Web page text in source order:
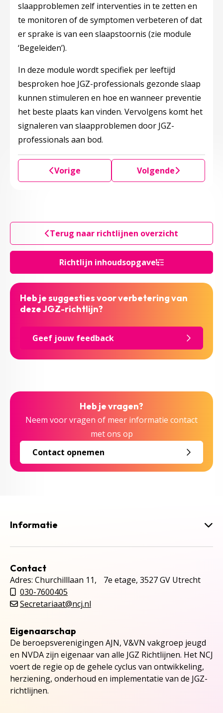
Richtlijn inhoudsopgave
slaapproblemen zelf interventies in te zetten en
te monitoren of de symptomen verbeteren of dat
er sprake is van een slaapstoornis (zie module
‘Begeleiden’).
In deze module wordt specifiek per leeftijd
besproken hoe JGZ-professionals gezonde slaap
kunnen stimuleren en hoe en wanneer preventie
het beste plaats kan vinden. Vervolgens komt het
signaleren van slaapproblemen door JGZ-
professionals aan bod.
Vorige Volgende
Terug naar richtlijnen overzicht
Heb je suggesties voor verbetering van
deze JGZ-richtlijn?
Geef jouw feedback
Heb je vragen?
Neem voor vragen of meer informatie contact
met ons op
Contact opnemen
Informatie
Contact
Adres: Churchilllaan 11, 7e etage, 3527 GV Utrecht
030-7600405
Secretariaat@ncj.nl
Eigenaarschap
De beroepsverenigingen AJN, V&VN vakgroep jeugd
en NVDA zijn eigenaar van alle JGZ Richtlijnen. Het NCJ
voert de regie op de gehele cyclus van ontwikkeling,
herziening, onderhoud en implementatie van de JGZ-
richtlijnen.